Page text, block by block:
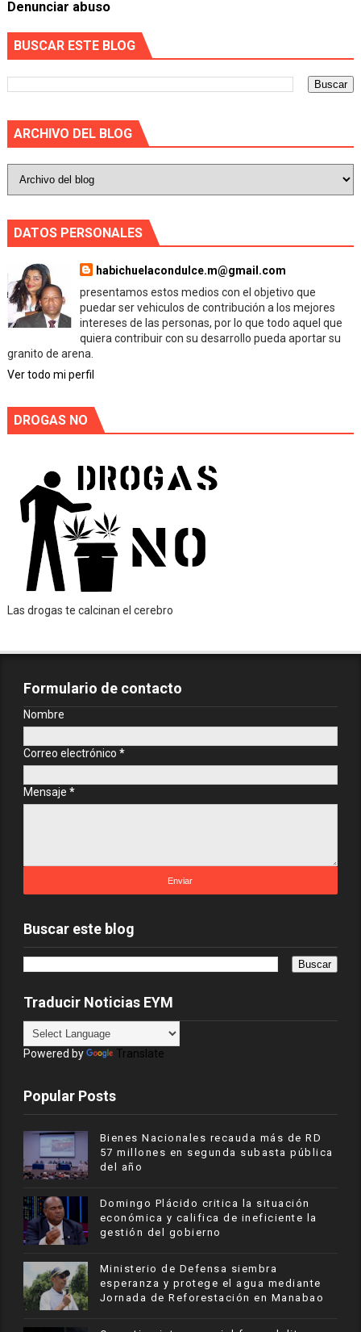
Denunciar abuso
BUSCAR ESTE BLOG
ARCHIVO DEL BLOG
DATOS PERSONALES
habichuelacondulce.m@gmail.com
presentamos estos medios con el objetivo que
puedar ser vehiculos de contribución a los mejores
intereses de las personas, por lo que todo aquel que
quiera contribuir con su desarrollo pueda aportar su
granito de arena.
Ver todo mi perfil
DROGAS NO
Las drogas te calcinan el cerebro
Formulario de contacto
Nombre
Correo electrónico *
Mensaje *
Buscar este blog
Traducir Noticias EYM
Powered by Translate
Popular Posts
Bienes Nacionales recauda más de RD
57 millones en segunda subasta pública
del año
​Domingo Plácido critica la situación
económica y califica de ineficiente la
gestión del gobierno
Ministerio de Defensa siembra
esperanza y protege el agua mediante
Jornada de Reforestación en Manabao